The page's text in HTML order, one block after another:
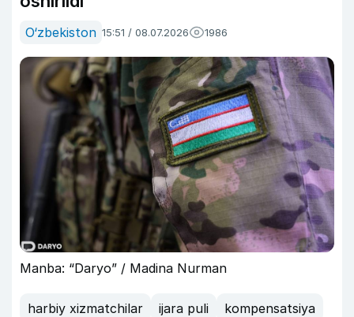
O‘zbekiston 15:51 / 08.07.2026 1986
Manba: “Daryo” / Madina Nurman
harbiy xizmatchilar ijara puli
kompensatsiya